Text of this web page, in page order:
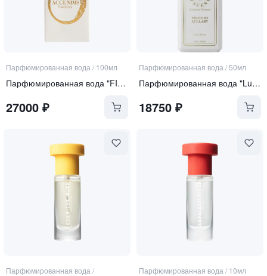
Парфюмированная вода / 100мл
Парфюмированная вода "FIORIALUX"
27000 ₽
Парфюмированная вода /50мл
Парфюмированная вода "Lullaby"
18750₽
Парфюмированная вода / Парфюмированная вода / 10мл